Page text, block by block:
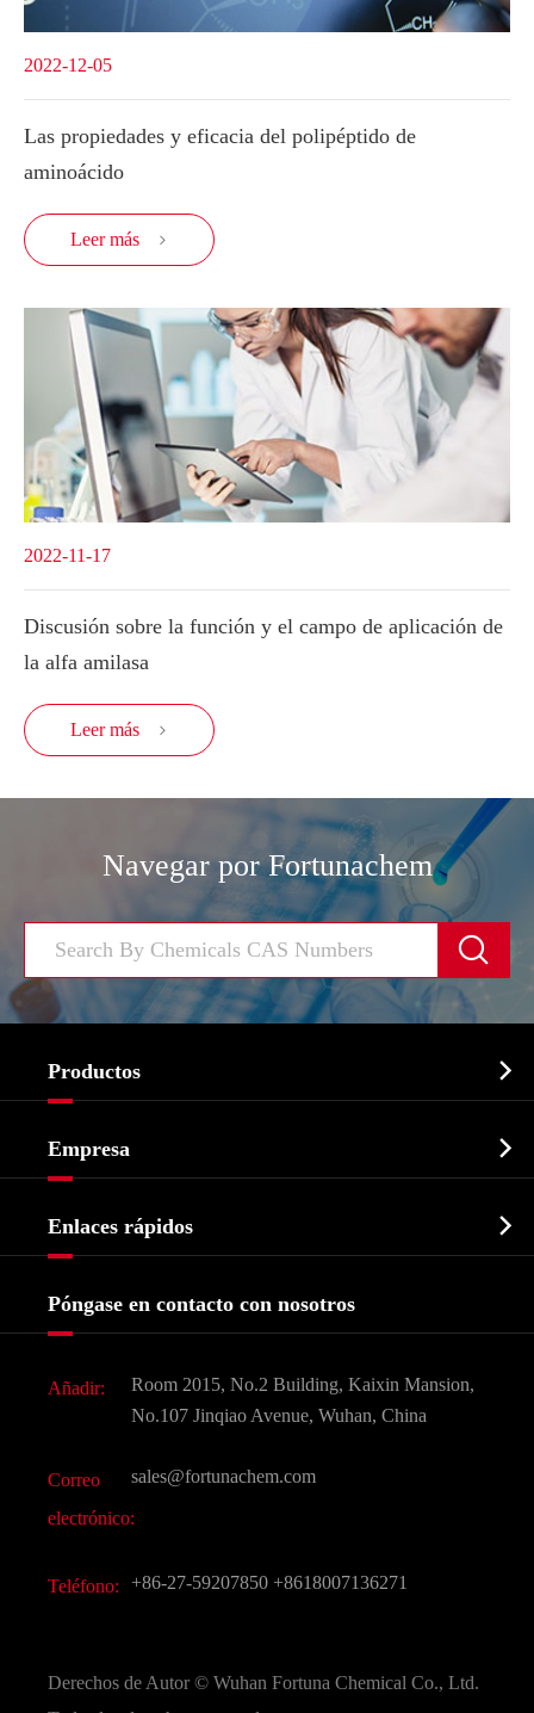
2022-12-05
Las propiedades y eficacia del polipéptido de
aminoácido
Leer más 
2022-11-17
Discusión sobre la función y el campo de aplicación de
la alfa amilasa
Leer más 
Navegar por Fortunachem

Productos 
Bioquímico
Agroquímicos e intermedios
Ingredientes Cosméticos
Sabores y fragancias
CAS químico
Todos los productos químicos finos
Empresa 
Historia de la empresa
Enlaces rápidos 
Preguntas frecuentes (FAQ)
Póngase en contacto con nosotros
Añadir:
Room 2015, No.2 Building, Kaixin Mansion,
No.107 Jinqiao Avenue, Wuhan, China
Correo
electrónico:
sales@fortunachem.com
Teléfono: +86-27-59207850 +8618007136271
Derechos de Autor © Wuhan Fortuna Chemical Co., Ltd.